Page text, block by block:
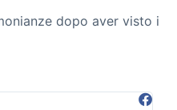
dopo aver visto i